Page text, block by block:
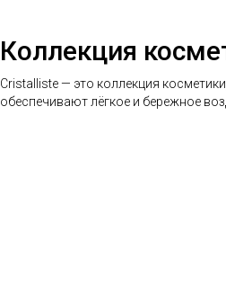
Коллекция
Cristalliste — это коллекция
обеспечивают лёгкое и бережное